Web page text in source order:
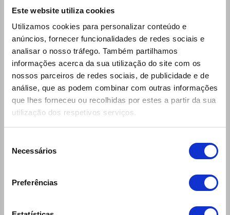
Este website utiliza cookies
Utilizamos cookies para personalizar conteúdo e
anúncios, fornecer funcionalidades de redes sociais e
analisar o nosso tráfego. Também partilhamos
informações acerca da sua utilização do site com os
nossos parceiros de redes sociais, de publicidade e de
análise, que as podem combinar com outras informações
que lhes forneceu ou recolhidas por estes a partir da sua
utilização dos respetivos serviços.
Necessários
Preferências
9:00h - 13:00h / 14:00h - 19:00h
reservas@ecomobile.pt
30 Rent